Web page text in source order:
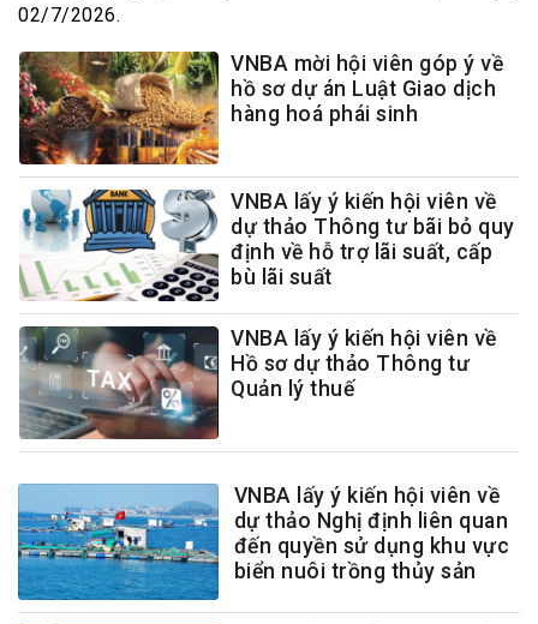
02/7/2026.
VNBA mời hội viên góp ý về
hồ sơ dự án Luật Giao dịch
hàng hoá phái sinh
VNBA lấy ý kiến hội viên về
dự thảo Thông tư bãi bỏ quy
định về hỗ trợ lãi suất, cấp
bù lãi suất
VNBA lấy ý kiến hội viên về
Hồ sơ dự thảo Thông tư
Quản lý thuế
VNBA lấy ý kiến hội viên về
dự thảo Nghị định liên quan
đến quyền sử dụng khu vực
biển nuôi trồng thủy sản